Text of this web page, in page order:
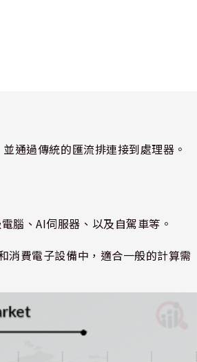
通過傳統的匯流排連接到處理器。
腦、AI伺服器、以及自駕車等。
消費電子設備中，適合一般的計算需